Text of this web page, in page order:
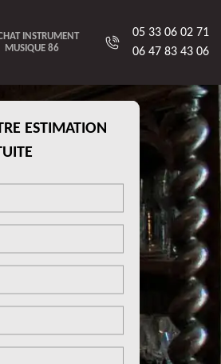
INSTRUMENT
MUSIQUE 86
05 33 06 02 71
06 47 83 43 06
ESTIMATION